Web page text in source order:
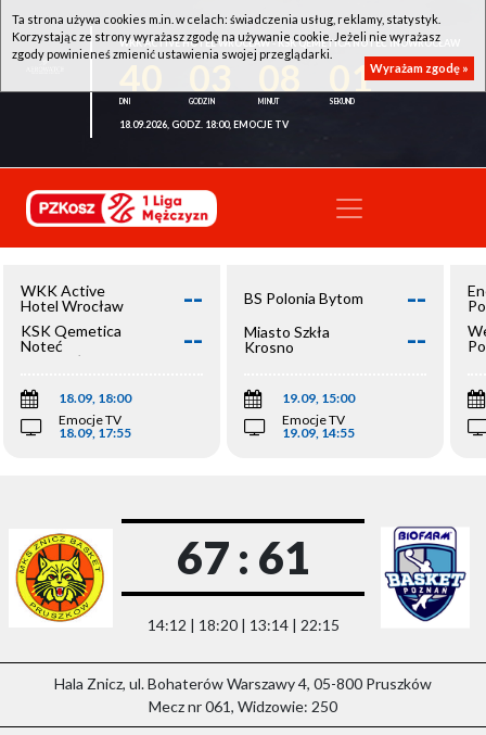
WKK ACTIVE HOTEL WROCŁAW - KSK QEMETICA NOTEĆ INOWROCŁAW
01
18.09.2026, GODZ. 18:00, EMOCJE TV
WKK Active
Hotel Wrocław
--
KSK Qemetica
Noteć
Inowrocław
--
18.09, 18:00
Emocje TV
18.09, 17:55
BS Polonia Bytom --
Miasto Szkła
Krosno
--
19.09, 15:00
Emocje TV
19.09, 14:55
67 : 61
14:12 | 18:20 | 13:14 | 22:15
Hala Znicz, ul. Bohaterów Warszawy 4, 05-800 Pruszków
Mecz nr 061, Widzowie: 250
Ta strona używa cookies m.in. w celach: świadczenia usług, reklamy, statystyk.
Korzystając ze strony wyrażasz zgodę na używanie cookie. Jeżeli nie wyrażasz
zgody powinieneś zmienić ustawienia swojej przeglądarki.
Wyrażam zgodę »